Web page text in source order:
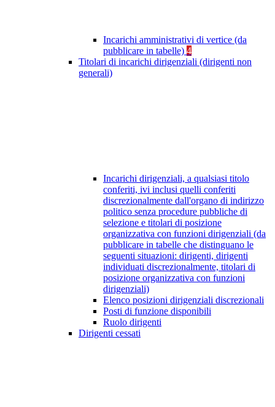
Incarichi amministrativi di vertice (da
pubblicare in tabelle) 4
Titolari di incarichi dirigenziali (dirigenti non
generali)
Incarichi dirigenziali, a qualsiasi titolo
conferiti, ivi inclusi quelli conferiti
discrezionalmente dall'organo di indirizzo
politico senza procedure pubbliche di
selezione e titolari di posizione
organizzativa con funzioni dirigenziali (da
pubblicare in tabelle che distinguano le
seguenti situazioni: dirigenti, dirigenti
individuati discrezionalmente, titolari di
posizione organizzativa con funzioni
dirigenziali)
Elenco posizioni dirigenziali discrezionali
Posti di funzione disponibili
Ruolo dirigenti
Dirigenti cessati